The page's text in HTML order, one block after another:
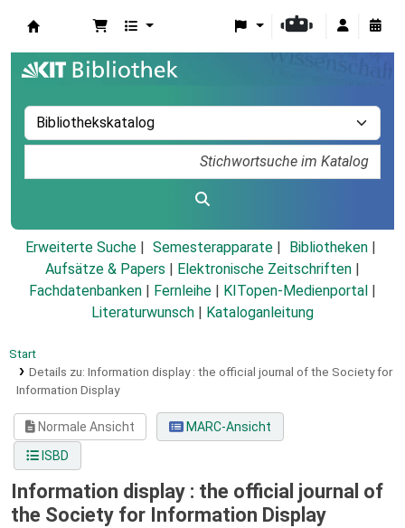
Erweiterte Suche Semesterapparate
Bibliotheken
Aufsätze & Papers
Elektronische Zeitschriften
Fachdatenbanken
Fernleihe KITopen-Medienportal
Literaturwunsch
Kataloganleitung
Start
Details zu: Information display : the official journal of the Society for
Information Display
Normale Ansicht
MARC-Ansicht
ISBD
Information display : the official journal of
the Society for Information Display